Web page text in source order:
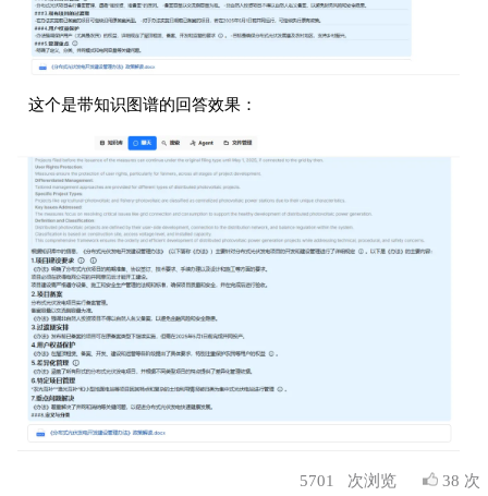
这个是带知识图谱的回答效果：
5701 次浏览 38 次